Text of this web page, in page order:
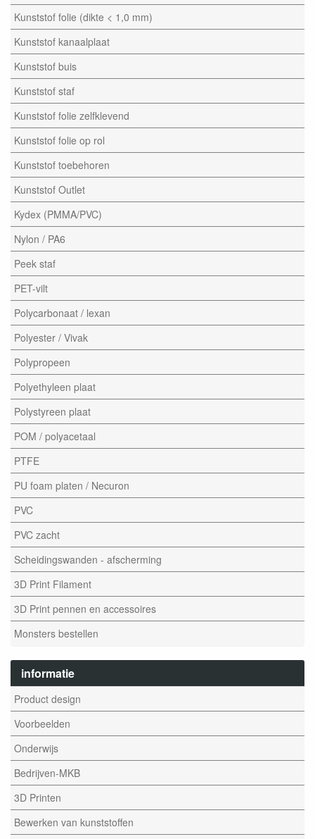
Kunststof folie (dikte < 1,0 mm)
Kunststof kanaalplaat
Kunststof buis
Kunststof staf
Kunststof folie zelfklevend
Kunststof folie op rol
Kunststof toebehoren
Kunststof Outlet
Kydex (PMMA/PVC)
Nylon / PA6
Peek staf
PET-vilt
Polycarbonaat / lexan
Polyester / Vivak
Polypropeen
Polyethyleen plaat
Polystyreen plaat
POM / polyacetaal
PTFE
PU foam platen / Necuron
PVC
PVC zacht
Scheidingswanden - afscherming
3D Print Filament
3D Print pennen en accessoires
Monsters bestellen
informatie
Product design
Voorbeelden
Onderwijs
Bedrijven-MKB
3D Printen
Bewerken van kunststoffen